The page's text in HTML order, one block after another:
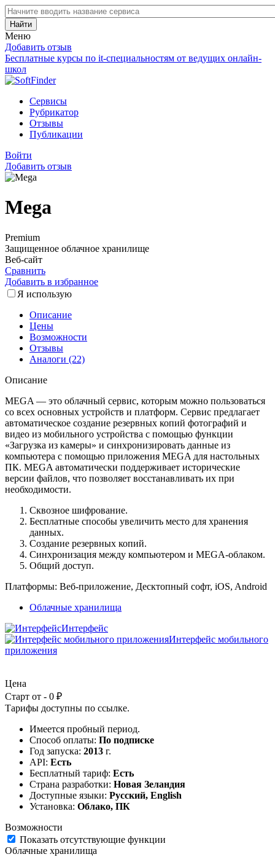
Найти
Меню
Добавить отзыв
Бесплатные курсы по it-специальностям от ведущих онлайн-
школ
Сервисы
Рубрикатор
Отзывы
Публикации
Войти
Добавить отзыв
Mega
Premium
Защищенное облачное хранилище
Веб-сайт
Сравнить
Добавить в избранное
Я использую
Описание
Цены
Возможности
Отзывы
Аналоги (22)
Описание
MEGA — это облачный сервис, которым можно пользоваться
со всех основных устройств и платформ. Сервис предлагает
автоматическое создание резервных копий фотографий и
видео из мобильного устройства с помощью функции
«Загрузка из камеры» и синхронизировать данные из
компьютера с помощью приложения MEGA для настольных
ПК. MEGA автоматически поддерживает исторические
версии файлов, что позволяет восстанавливать их при
необходимости.
Сквозное шифрование.
Бесплатные способы увеличить место для хранения
данных.
Создание резервных копий.
Синхронизация между компьютером и MEGA-облаком.
Общий доступ.
Платформы: Веб-приложение, Десктопный софт, iOS, Android
Облачные хранилища
Интерфейс
Интерфейс мобильного
приложения
Цена
Старт от - 0 ₽
Тарифы доступны по ссылке.
Имеется пробный период.
Способ оплаты: По подписке
Год запуска: 2013 г.
API: Есть
Бесплатный тариф: Есть
Страна разработки: Новая Зеландия
Доступные языки: Русский, English
Установка: Облако, ПК
Возможности
Показать отсутствующие функции
Облачные хранилища